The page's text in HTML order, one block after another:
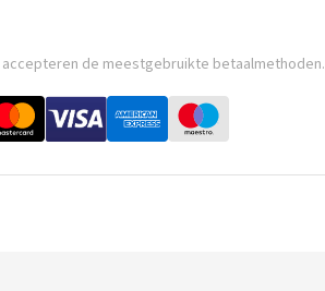
de meestgebruikte betaalmethoden.